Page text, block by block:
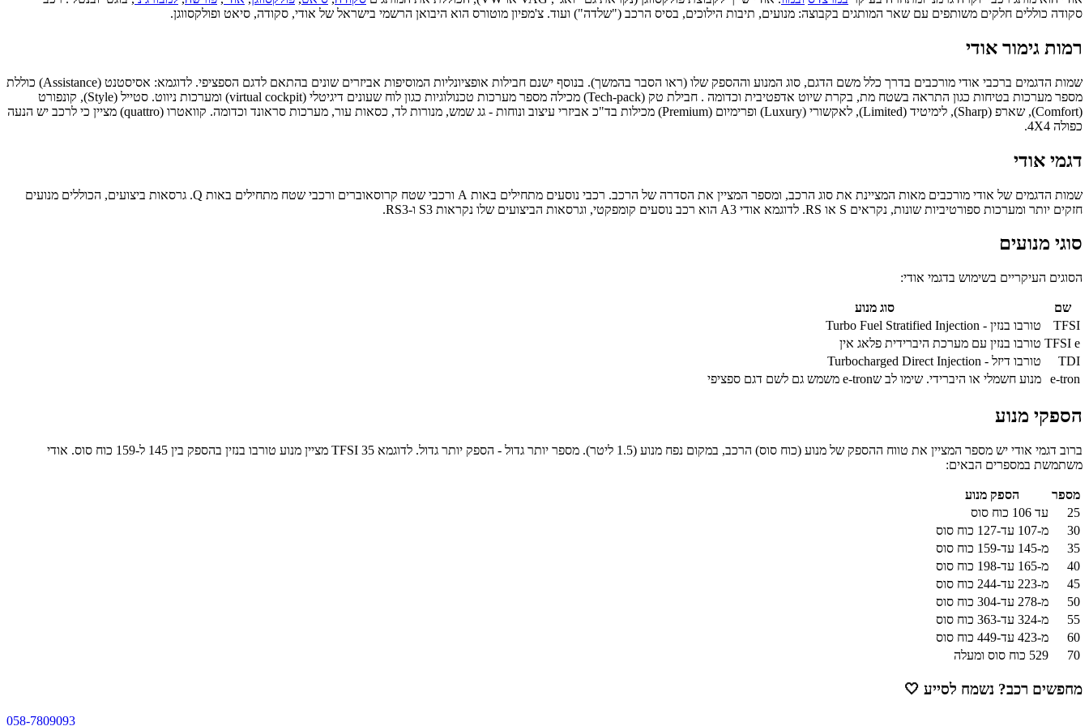
סקודה כוללים חלקים משותפים עם שאר המותגים בקבוצה: מנועים, תיבות הילוכים, בסיס הרכב ("שלדה") ועוד. צ'מפיון מוטורס הוא היבואן הרשמי בישראל של אודי, סקודה, סיאט ופולקסווגן.
רמות גימור אודי
שמות הדגמים ברכבי אודי מורכבים בדרך כלל משם הדגם, סוג המנוע וההספק שלו (ראו הסבר בהמשך). בנוסף ישנם חבילות אופציונליות המוסיפות אביזרים שונים בהתאם לדגם הספציפי. לדוגמא: אסיסטנט (Assistance) כוללת
מספר מערכות בטיחות כגון התראה בשטח מת, בקרת שיוט אדפטיבית וכדומה . חבילת טק (Tech-pack) מכילה מספר מערכות טכנולוגיות כגון לוח שעונים דיגיטלי (virtual cockpit) ומערכות ניווט. סטייל (Style), קונפורט
(Comfort), שארפ (Sharp), לימיטיד (Limited), לאקשורי (Luxury) ופרימיום (Premium) מכילות בד"כ אביזרי עיצוב ונוחות - גג שמש, מנורות לד, כסאות עור, מערכות סראונד וכדומה. קוואטרו (quattro) מציין כי לרכב יש הנעה
כפולה 4X4.
דגמי אודי
שמות הדגמים של אודי מורכבים מאות המציינת את סוג הרכב, ומספר המציין את הסדרה של הרכב. רכבי נוסעים מתחילים באות A ורכבי שטח קרוסאוברים ורכבי שטח מתחילים באות Q. גרסאות ביצועים, הכוללים מנועים
חזקים יותר ומערכות ספורטיביות שונות, נקראים S או RS. לדוגמא אודי A3 הוא רכב נוסעים קומפקטי, וגרסאות הביצועים שלו נקראות S3 ו-RS3.
סוגי מנועים
הסוגים העיקריים בשימוש בדגמי אודי:
שם
סוג מנוע
TFSI
טורבו בנזין - Turbo Fuel Stratified Injection
TFSI e טורבו בנזין עם מערכת היברידית פלאג אין
TDI
טורבו דיזל - Turbocharged Direct Injection
e-tron
מנוע חשמלי או היברידי. שימו לב שe-tron משמש גם לשם דגם ספציפי
הספקי מנוע
ברוב דגמי אודי יש מספר המציין את טווח ההספק של מנוע (כוח סוס) הרכב, במקום נפח מנוע (1.5 ליטר). מספר יותר גדול - הספק יותר גדול. לדוגמא TFSI 35 מציין מנוע טורבו בנזין בהספק בין 145 ל-159 כוח סוס. אודי
משתמשת במספרים הבאים:
מספר
הספק מנוע
25
עד 106 כוח סוס
30
מ-107 עד-127 כוח סוס
35
מ-145 עד-159 כוח סוס
40
מ-165 עד-198 כוח סוס
45
מ-223 עד-244 כוח סוס
50
מ-278 עד-304 כוח סוס
55
מ-324 עד-363 כוח סוס
60
מ-423 עד-449 כוח סוס
70
529 כוח סוס ומעלה
מחפשים רכב? נשמח לסייע 🤍
058-7809093